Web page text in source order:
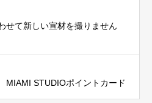
せて新しい宣材を撮りません
STUDIOポイントカード